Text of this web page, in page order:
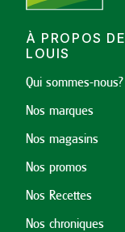
À PROPOS DE
LOUIS
Qui sommes-nous?
Nos marques
Nos magasins
Nos promos
Nos Recettes
Nos chroniques